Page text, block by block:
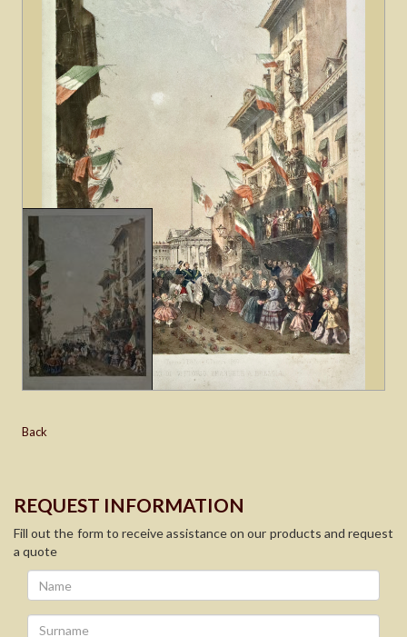
Back
REQUEST INFORMATION
Fill out the form to receive assistance on our products and request
a quote